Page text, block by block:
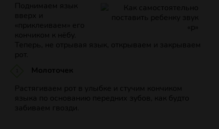
Поднимаем язык
вверх и
«приклеиваем» его
кончиком к нёбу.
Теперь, не отрывая язык, открываем и закрываем
рот.
Молоточек
Растягиваем рот в улыбке и стучим кончиком
языка по основанию передних зубов, как будто
забиваем гвозди.